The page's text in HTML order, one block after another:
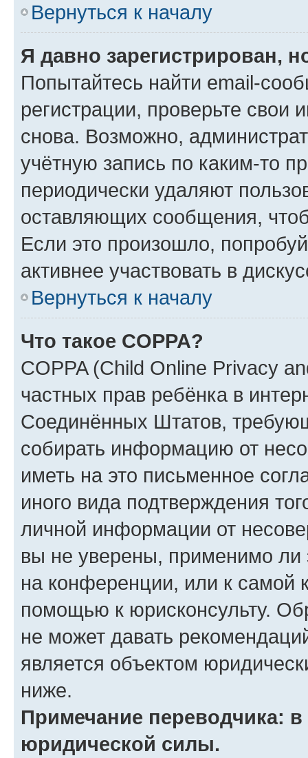
Вернуться к началу
Я давно зарегистрирован,
Попытайтесь найти email-
регистрации, проверьте свои
снова. Возможно,
учётную запись по каким-то
периодически удаляют
оставляющих сообщения,
Если это произошло,
активнее участвовать в
Вернуться к началу
Что такое COPPA?
COPPA (Child Online Privacy
частных прав ребёнка в
Соединённых Штатов,
собирать информацию от
иметь на это письменное
иного вида подтверждения
личной информации от
вы не уверены, применимо ли
на конференции, или к самой
помощью к юрисконсульту.
не может давать
является объектом
ниже.
Примечание переводчика:
юридической силы.